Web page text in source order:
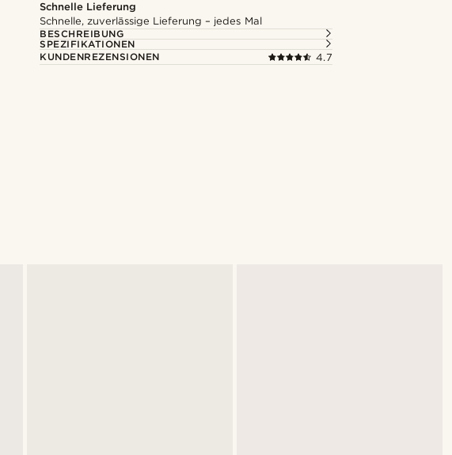
Schnelle Lieferung
Schnelle, zuverlässige Lieferung – jedes Mal
BESCHREIBUNG
SPEZIFIKATIONEN
KUNDENREZENSIONEN
4.7